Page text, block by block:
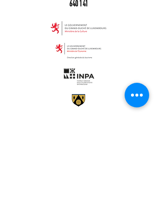
640 141